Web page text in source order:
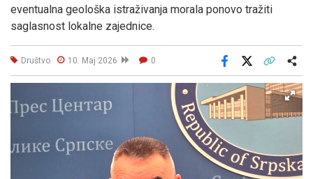
eventualna geološka istraživanja morala ponovo tražiti
saglasnost lokalne zajednice.
Društvo 10. Maj 2026 0
Facebook